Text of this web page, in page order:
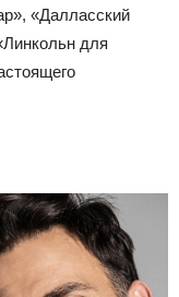
«Далласский
для